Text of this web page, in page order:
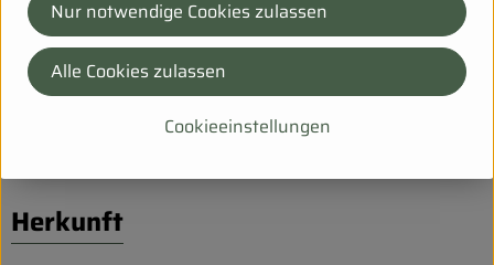
Plätzchen-Backset
Herkunft
Cookieeinstellungen
Nur notwendige Cookies zulassen
Alle Cookies zulassen